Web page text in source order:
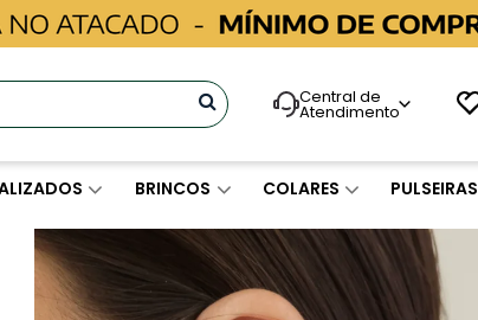
Central de
Atendimento
BRINCOS COLARES PULSEIRAS